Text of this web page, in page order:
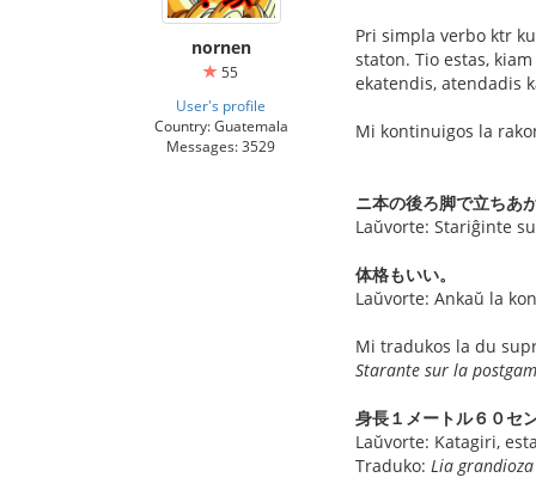
nornen
55
User's profile
Country: Guatemala
Messages: 3529
Pri simpla verbo ktr
staton. Tio estas,
ekatendis, atendadis
Mi kontinuigos la
ニ本の後ろ脚で立ちあ
Laŭvorte: Stariĝinte
体格もいい。
Laŭvorte: Ankaŭ la
Mi tradukos la du
Starante sur la
身長１メートル６０セ
Laŭvorte: Katagiri,
Traduko: Lia